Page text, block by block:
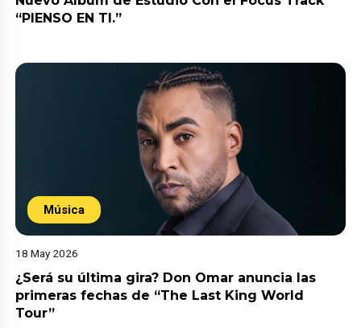
“PIENSO EN TI.”
Música
18 May 2026
¿Será su última gira? Don Omar anuncia las
primeras fechas de “The Last King World
Tour”